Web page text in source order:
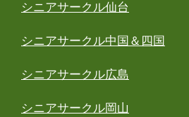
シニアサークル仙台
シニアサークル中国＆四国
シニアサークル広島
シニアサークル岡山